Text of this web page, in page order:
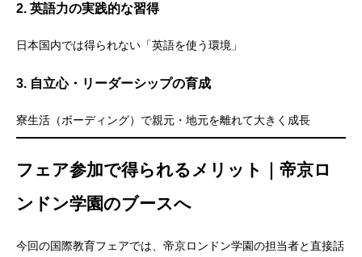
2. 英語力の実践的な習得
日本国内では得られない「英語を使う環境」
3. 自立心・リーダーシップの育成
寮生活（ボーディング）で親元・地元を離れて大きく成長
フェア参加で得られるメリット｜帝京ロ
ンドン学園のブースへ
今回の国際教育フェアでは、帝京ロンドン学園の担当者と直接話